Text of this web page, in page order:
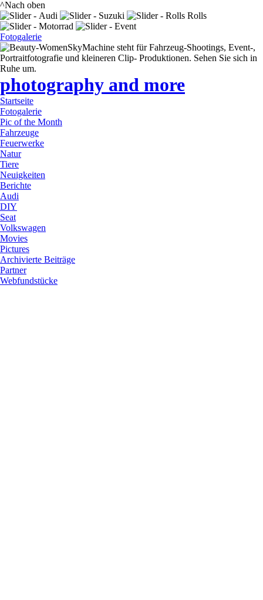
^Nach oben
Fotogalerie
SkyMachine steht für Fahrzeug-Shootings, Event-,
Portraitfotografie und kleineren Clip- Produktionen. Sehen Sie sich in
Ruhe um.
photography and more
Startseite
Fotogalerie
Pic of the Month
Fahrzeuge
Feuerwerke
Natur
Tiere
Neuigkeiten
Berichte
Audi
DIY
Seat
Volkswagen
Movies
Pictures
Archivierte Beiträge
Partner
Webfundstücke